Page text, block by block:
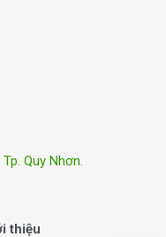
Quy Nhơn.
thiệu